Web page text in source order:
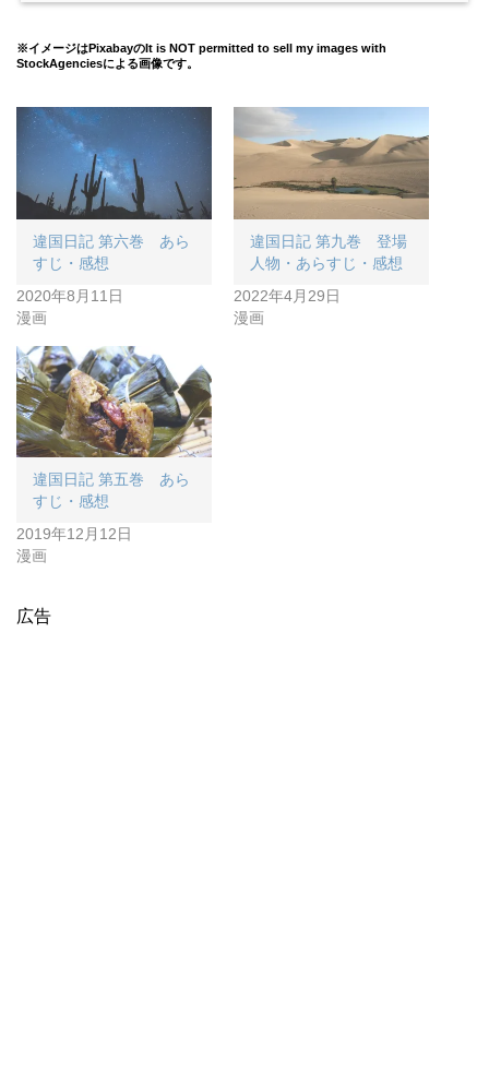
※イメージはPixabayのIt is NOT permitted to sell my images with
StockAgenciesによる画像です。
違国日記 第六巻 あら
すじ・感想
2020年8月11日
漫画
違国日記 第九巻 登場
人物・あらすじ・感想
2022年4月29日
漫画
違国日記 第五巻 あら
すじ・感想
2019年12月12日
漫画
広告